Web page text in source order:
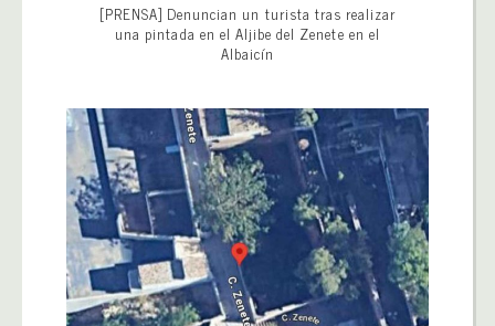
[PRENSA] Denuncian un turista tras realizar
una pintada en el Aljibe del Zenete en el
Albaicín